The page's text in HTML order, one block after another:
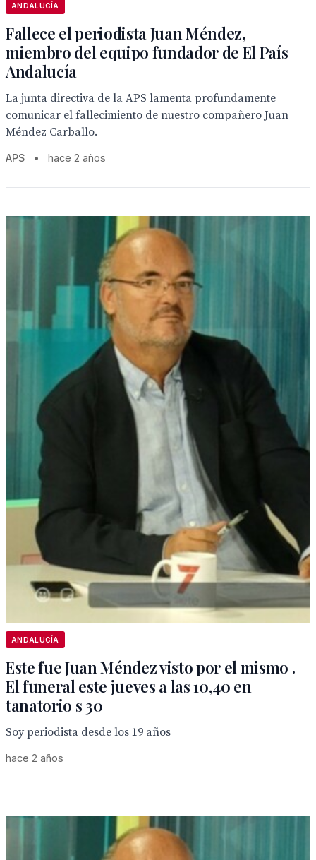
ANDALUCÍA
Fallece el periodista Juan Méndez,
miembro del equipo fundador de El País
Andalucía
La junta directiva de la APS lamenta profundamente
comunicar el fallecimiento de nuestro compañero Juan
Méndez Carballo.
APS • hace 2 años
ANDALUCÍA
Este fue Juan Méndez visto por el mismo .
El funeral este jueves a las 10,40 en
tanatorio s 30
Soy periodista desde los 19 años
hace 2 años